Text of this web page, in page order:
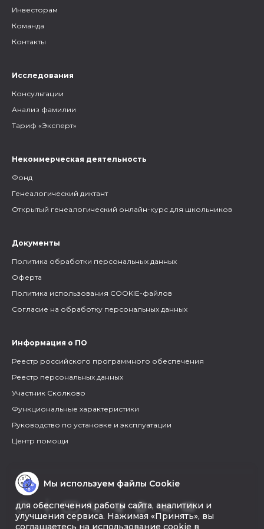
Инвесторам
Команда
Контакты
Исследования
Консультации
Анализ фамилии
Тариф «Эксперт»
Некоммерческая деятельность
Фонд
Генеалогический диктант
Открытый генеалогический онлайн-курс для школьников
Документы
Политика обработки персональных данных
Оферта
Политика использования COOKIE-файлов
Согласие на обработку персональных данных
Информация о ПО
Реестр российского программного обеспечения
Реестр персональных данных
Участник Сколково
Функциональные характеристики
Руководство по установке и эксплуатации
Центр помощи
Мы используем файлы Cookie
для обеспечения работы сайта, аналитики и
улучшения сервиса. Нажимая «Принять», вы
соглашаетесь на использование cookie в